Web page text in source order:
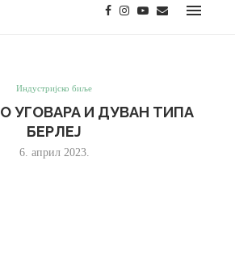
Индустријско биље
УГОВАРА И ДУВАН ТИПА
БЕРЛЕЈ
6. април 2023.